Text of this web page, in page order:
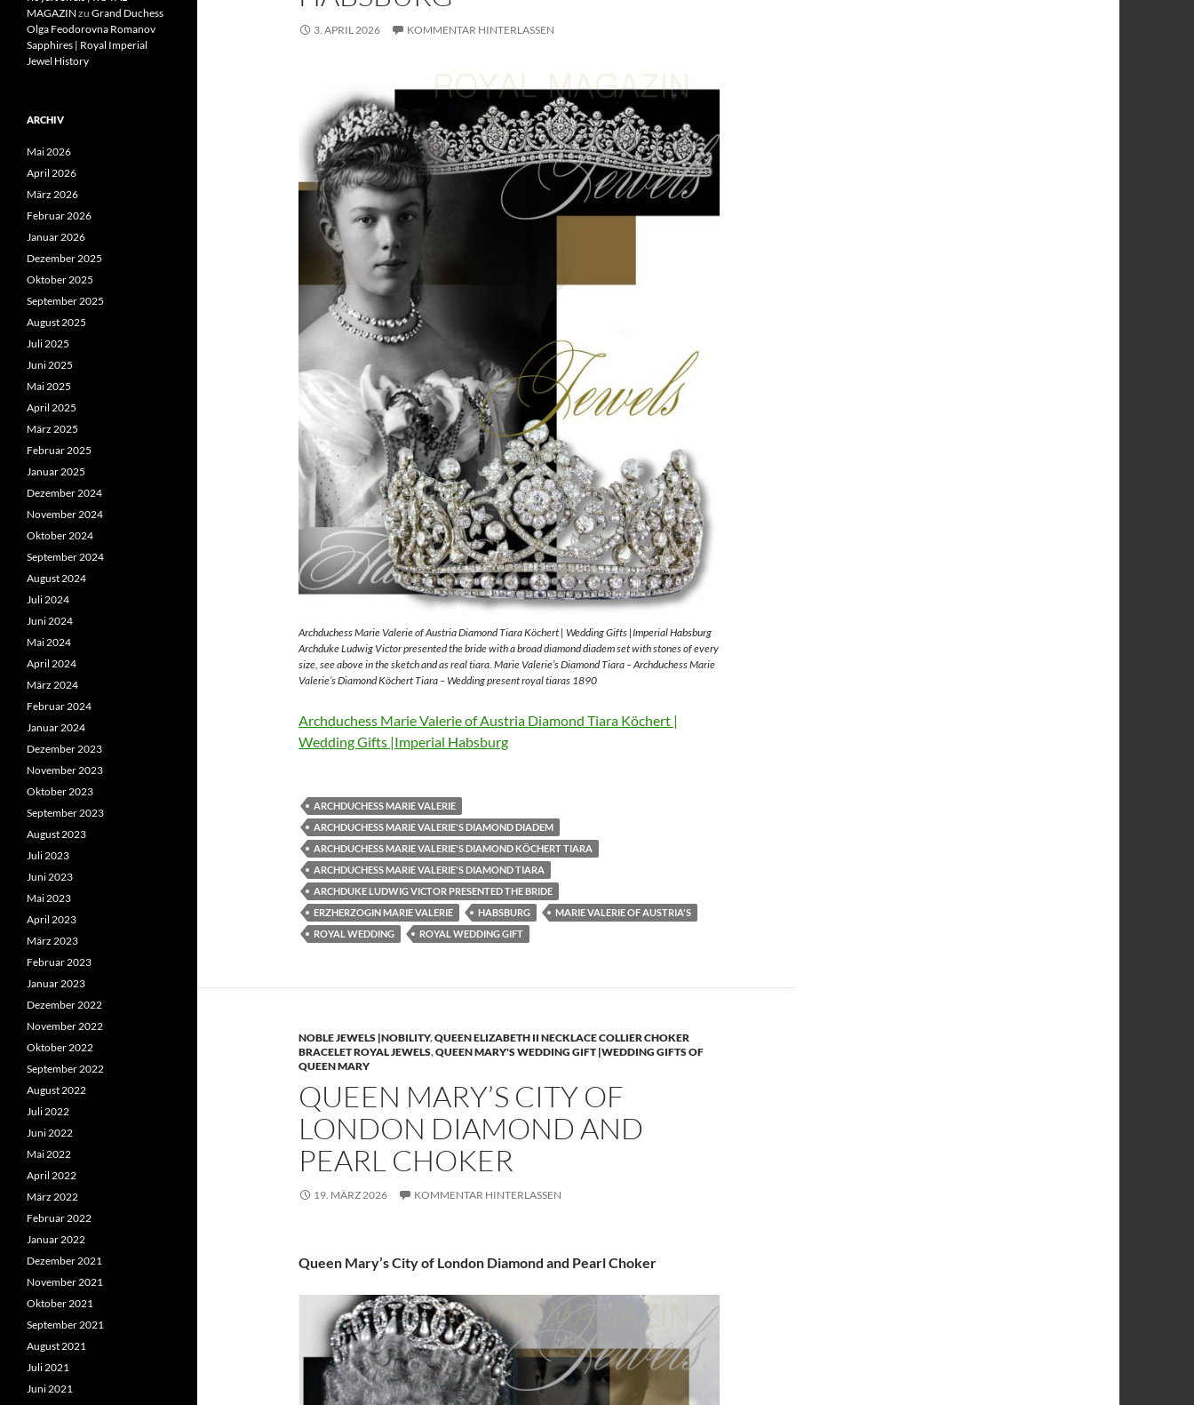
3. APRIL 2026 KOMMENTAR HINTERLASSEN
Archduchess Marie Valerie of Austria Diamond Tiara Köchert | Wedding Gifts |Imperial Habsburg
Archduke Ludwig Victor presented the bride with a broad diamond diadem set with stones of every
size, see above in the sketch and as real tiara. Marie Valerie’s Diamond Tiara – Archduchess Marie
Valerie’s Diamond Köchert Tiara – Wedding present royal tiaras 1890
Archduchess Marie Valerie of Austria Diamond Tiara Köchert |
Wedding Gifts |Imperial Habsburg
ARCHDUCHESS MARIE VALERIE
ARCHDUCHESS MARIE VALERIE'S DIAMOND DIADEM
ARCHDUCHESS MARIE VALERIE'S DIAMOND KÖCHERT TIARA
ARCHDUCHESS MARIE VALERIE'S DIAMOND TIARA
ARCHDUKE LUDWIG VICTOR PRESENTED THE BRIDE
ERZHERZOGIN MARIE VALERIE
HABSBURG
MARIE VALERIE OF AUSTRIA'S
ROYAL WEDDING
ROYAL WEDDING GIFT
NOBLE JEWELS |NOBILITY,QUEEN ELIZABETH II NECKLACE COLLIER CHOKER
BRACELET ROYAL JEWELS,QUEEN MARY'S WEDDING GIFT |WEDDING GIFTS OF
QUEEN MARY
QUEEN MARY’S CITY OF
LONDON DIAMOND AND
PEARL CHOKER
19. MÄRZ 2026 KOMMENTAR HINTERLASSEN
Queen Mary’s City of London Diamond and Pearl Choker
MAGAZIN zu Grand Duchess
Olga Feodorovna Romanov
Sapphires | Royal Imperial
Jewel History
ARCHIV
Mai 2026
April 2026
März 2026
Februar 2026
Januar 2026
Dezember 2025
Oktober 2025
September 2025
August 2025
Juli 2025
Juni 2025
Mai 2025
April 2025
März 2025
Februar 2025
Januar 2025
Dezember 2024
November 2024
Oktober 2024
September 2024
August 2024
Juli 2024
Juni 2024
Mai 2024
April 2024
März 2024
Februar 2024
Januar 2024
Dezember 2023
November 2023
Oktober 2023
September 2023
August 2023
Juli 2023
Juni 2023
Mai 2023
April 2023
März 2023
Februar 2023
Januar 2023
Dezember 2022
November 2022
Oktober 2022
September 2022
August 2022
Juli 2022
Juni 2022
Mai 2022
April 2022
März 2022
Februar 2022
Januar 2022
Dezember 2021
November 2021
Oktober 2021
September 2021
August 2021
Juli 2021
Juni 2021